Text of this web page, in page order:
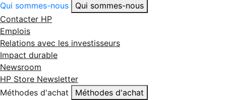
Qui sommes-nous
Qui sommes-nous
Contacter HP
Emplois
Relations avec les investisseurs
Impact durable
Newsroom
HP Store Newsletter
Méthodes d'achat
Méthodes d'achat